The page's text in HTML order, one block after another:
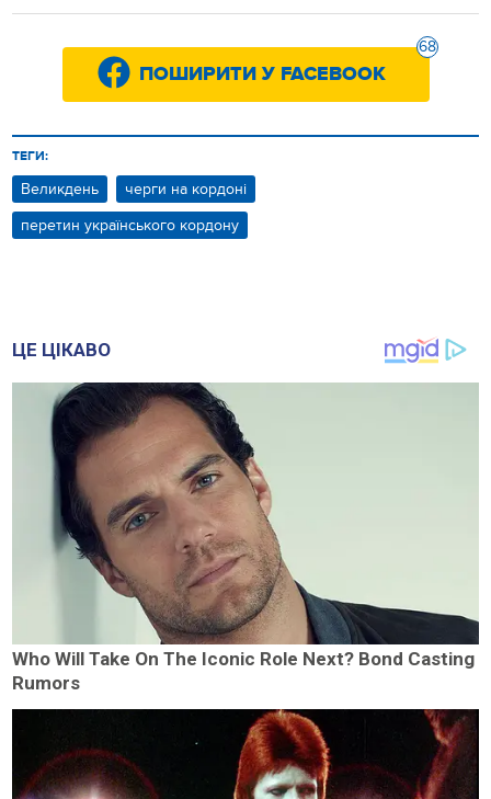
68
ПОШИРИТИ У FACEBOOK
ТЕГИ:
Великдень
черги на кордоні
перетин українського кордону
ЦЕ ЦІКАВО
Who Will Take On The Iconic Role Next? Bond Casting
Rumors